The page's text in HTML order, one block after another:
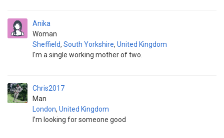
Anika
Woman
Sheffield, South Yorkshire, United Kingdom
I'm a single working mother of two.
Chris2017
Man
London, United Kingdom
I’m looking for someone good